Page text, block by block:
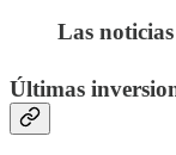
Las
Últimas